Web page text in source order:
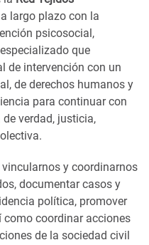
largo plazo con la
psicosocial,
que
de intervención con un
de derechos humanos y
para continuar con
verdad, justicia,
y coordinarnos
documentar casos y
política, promover
como coordinar acciones
de la sociedad civil